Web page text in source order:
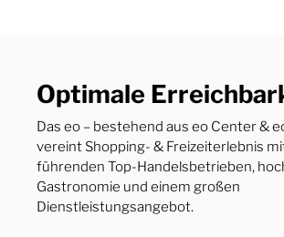
Optimale
Das eo – bestehend aus eo Center &
vereint Shopping- & Freizeiterlebnis
führenden Top-Handelsbetrieben,
Gastronomie und einem großen
Dienstleistungsangebot.